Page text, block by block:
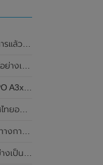
รับเครือข่าย 5G
งผล LCD / 90Hz
ง 3,999 บาท
บาท
ปเซ็ต Unisoc
นอินเดีย